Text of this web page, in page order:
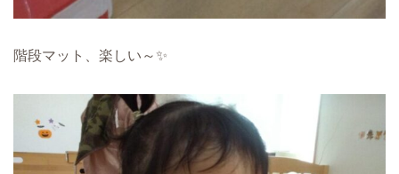
階段マット、楽しい～✨